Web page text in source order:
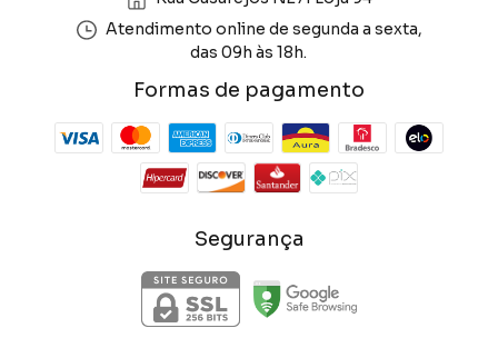
Atendimento online de segunda a sexta,
das 09h às 18h.
Formas de pagamento
Segurança